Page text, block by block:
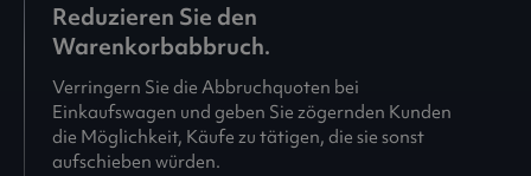
Reduzieren Sie den
Warenkorbabbruch.
Verringern Sie die Abbruchquoten bei
Einkaufswagen und geben Sie zögernden Kunden
die Möglichkeit, Käufe zu tätigen, die sie sonst
aufschieben würden.